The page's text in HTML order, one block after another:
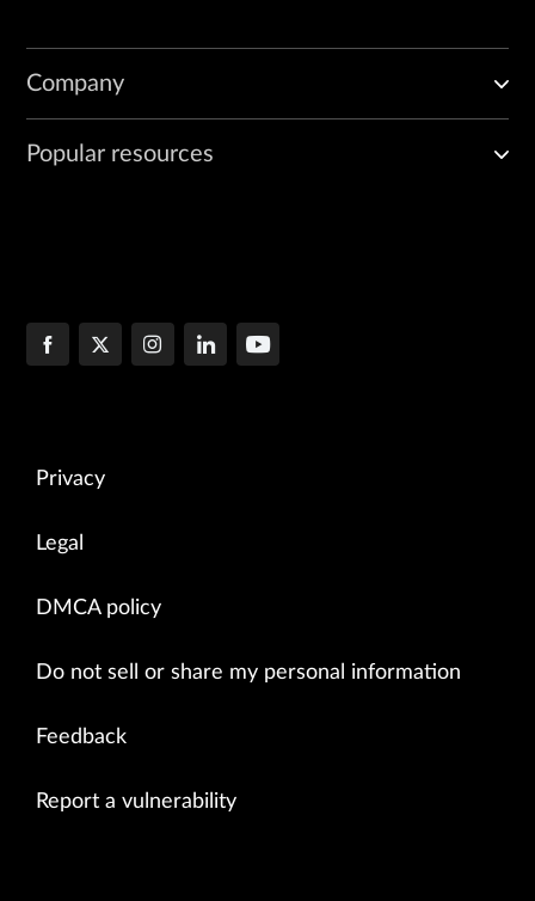
Company
Popular resources
Privacy
Legal
DMCA policy
Do not sell or share my personal information
Feedback
Report a vulnerability